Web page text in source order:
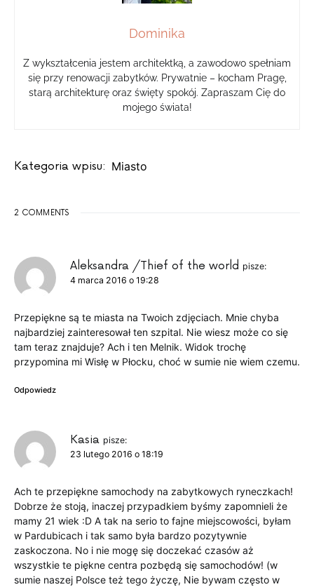
Dominika
Z wykształcenia jestem architektką, a zawodowo spełniam
się przy renowacji zabytków. Prywatnie – kocham Pragę,
starą architekturę oraz święty spokój. Zapraszam Cię do
mojego świata!
Kategoria wpisu: Miasto
2 COMMENTS
Aleksandra /Thief of the world pisze:
4 marca 2016 o 19:28
Przepiękne są te miasta na Twoich zdjęciach. Mnie chyba
najbardziej zainteresował ten szpital. Nie wiesz może co się
tam teraz znajduje? Ach i ten Melnik. Widok trochę
przypomina mi Wisłę w Płocku, choć w sumie nie wiem czemu.
Odpowiedz
Kasia pisze:
23 lutego 2016 o 18:19
Ach te przepiękne samochody na zabytkowych ryneczkach!
Dobrze że stoją, inaczej przypadkiem byśmy zapomnieli że
mamy 21 wiek :D A tak na serio to fajne miejscowości, byłam
w Pardubicach i tak samo była bardzo pozytywnie
zaskoczona. No i nie mogę się doczekać czasów aż
wszystkie te piękne centra pozbędą się samochodów! (w
sumie naszej Polsce też tego życzę, Nie bywam często w